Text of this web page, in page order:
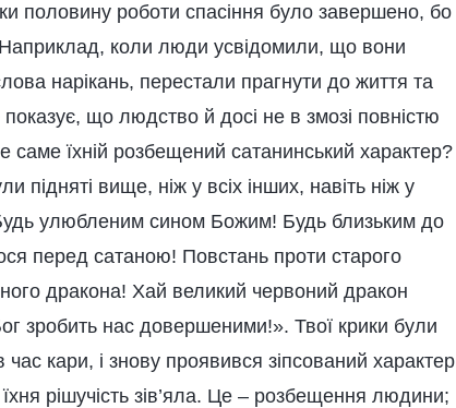
половину роботи спасіння було завершено, бо
коли люди усвідомили, що вони
нарікань, перестали прагнути до життя та
що людство й досі не в змозі повністю
саме їхній розбещений сатанинський характер?
підняті вище, ніж у всіх інших, навіть ніж у
улюбленим сином Божим! Будь близьким до
перед сатаною! Повстань проти старого
дракона! Хай великий червоний дракон
зробить нас довершеними!». Твої крики були
час кари, і знову проявився зіпсований характер
рішучість зів’яла. Це – розбещення людини;